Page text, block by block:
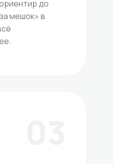
до
мешок» в